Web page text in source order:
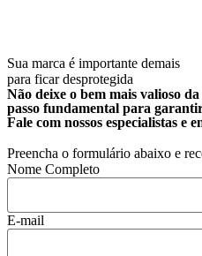
Sua marca é importante demais
para ficar desprotegida
Não deixe o bem mais valioso
passo fundamental para
Fale com nossos especialistas e
Preencha o formulário abaixo e
Nome Completo
E-mail